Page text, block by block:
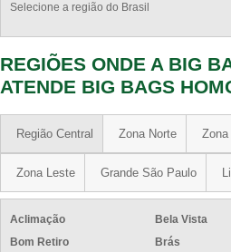
Selecione a região do Brasil
REGIÕES ONDE A BIG
ATENDE BIG BAGS
Região Central Zona Norte
Zona Leste Grande São Paulo
Aclimação
Bela Vista
Bom Retiro
Brás